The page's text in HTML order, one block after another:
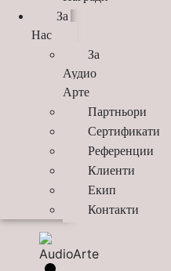
За
Нас
За
Аудио
Арте
Партньори
Сертификати
Референции
Клиенти
Екип
Контакти